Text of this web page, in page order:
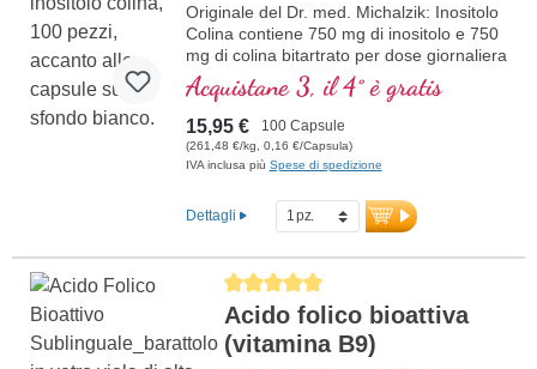
Originale del Dr. med. Michalzik: Inositolo
Colina contiene 750 mg di inositolo e 750
mg di colina bitartrato per dose giornaliera
(3 capsule). La colina contribuisce a un
normale metabolismo dei grassi e
supporta il mantenimento di una normale
funzione epatica. L’inositolo, un
componente naturale di molti alimenti,
importante nella struttura della membrana
cellulare. Questo integratore alimentare di
in Germania. La sigillatura è priva di
alluminio.
maggiori informazioni su Inositolo
Colina
Acquistane 3, il 4° è gratis
15,95 € 100 Capsule
(261,48 €/kg, 0,16 €/Capsula)
IVA inclusa più Spese di spedizione
Dettagli
Average rating of 5 out of 5 stars
Acido folico bioattiva
(vitamina B9)